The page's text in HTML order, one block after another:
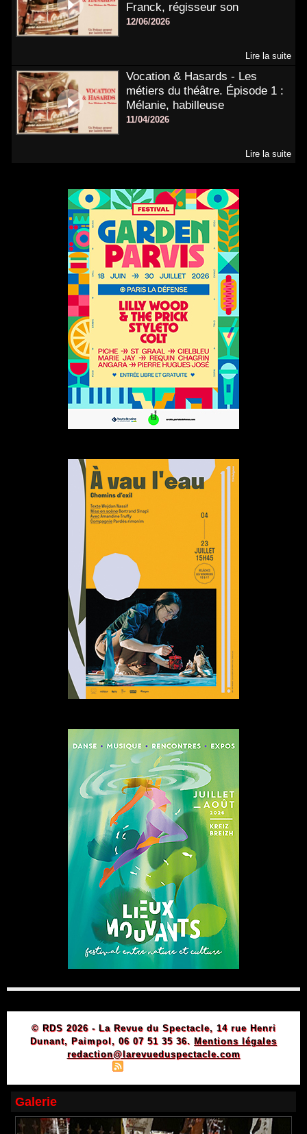
Franck, régisseur son
12/06/2026
Lire la suite
Vocation & Hasards - Les
métiers du théâtre. Épisode 1 :
Mélanie, habilleuse
11/04/2026
Lire la suite
© RDS 2026 - La Revue du Spectacle, 14 rue Henri
Dunant, Paimpol, 06 07 51 35 36. Mentions légales
redaction@larevueduspectacle.com
Galerie